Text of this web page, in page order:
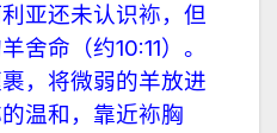
亚还未认识袮，但
舍命（约10:11）。
，将微弱的羊放进
温和，靠近袮胸